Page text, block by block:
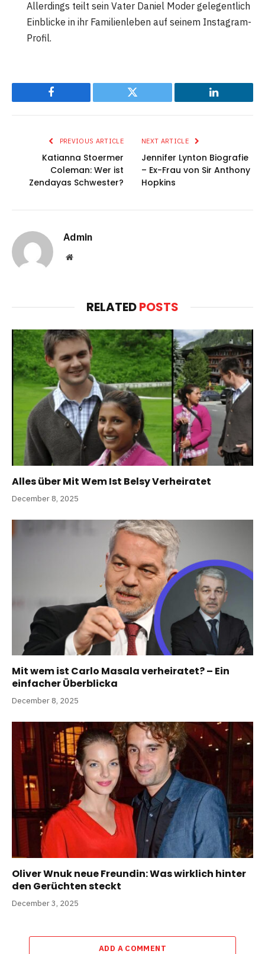
Allerdings teilt sein Vater Daniel Moder gelegentlich
Einblicke in ihr Familienleben auf seinem Instagram-
Profil.
Facebook Twitter LinkedIn
PREVIOUS ARTICLE
Katianna Stoermer
Coleman: Wer ist
Zendayas Schwester?
NEXT ARTICLE
Jennifer Lynton Biografie
– Ex-Frau von Sir Anthony
Hopkins
Admin
Website
RELATEDPOSTS
Alles über Mit Wem Ist Belsy Verheiratet
December 8, 2025
Mit wem ist Carlo Masala verheiratet? – Ein
einfacher Überblicka
December 8, 2025
Oliver Wnuk neue Freundin: Was wirklich hinter
den Gerüchten steckt
December 3, 2025
ADD A COMMENT